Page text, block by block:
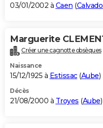
03/01/2002 à Caen (
Marguerite
Créer une cagnotte obsèques
Naissance
15/12/1925 à Estissac(Aube)
Décès
21/08/2000 à Troyes (Aube)